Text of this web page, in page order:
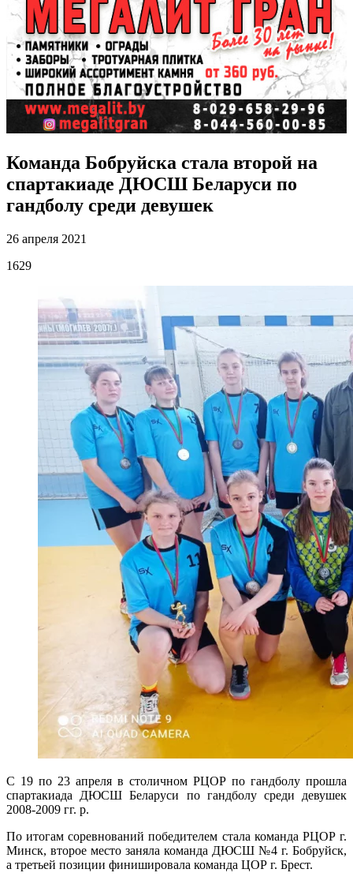
Команда Бобруйска стала второй на
спартакиаде ДЮСШ Беларуси по
гандболу среди девушек
26 апреля 2021
1629
С 19 по 23 апреля в столичном РЦОР по гандболу прошла
спартакиада ДЮСШ Беларуси по гандболу среди девушек
2008-2009 гг. р.
По итогам соревнований победителем стала команда РЦОР г.
Минск, второе место заняла команда ДЮСШ №4 г. Бобруйск,
а третьей позиции финишировала команда ЦОР г. Брест.